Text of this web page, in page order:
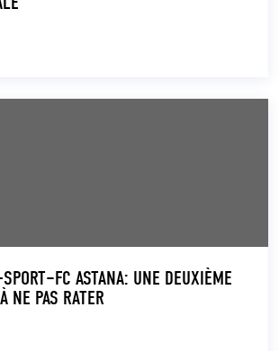
ASTANA: UNE DEUXIÈME
NE PAS RATER